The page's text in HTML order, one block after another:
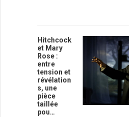
Hitchcock
et Mary
Rose :
entre
tension et
révélation
s, une
pièce
taillée
pou…